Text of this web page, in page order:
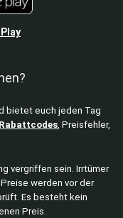
bietet euch jeden Tag
Rabattcodes, Preisfehler,
vergriffen sein. Irrtümer
werden vor der
Es besteht kein
Preis.